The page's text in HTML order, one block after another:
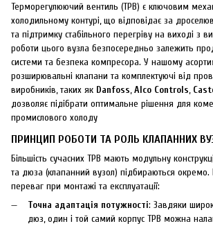
Терморегулюючий вентиль (ТРВ) є ключовим
холодильному контурі, що відповідає за
та підтримку стабільного перегріву на виході з
роботи цього вузла безпосередньо залежить
системи та безпека компресора. У нашому
розширювальні клапани та комплектуючі від
виробників, таких як Danfoss,Alco Controls,
дозволяє підібрати оптимальне рішення для
промислового холоду
ПРИНЦИП РОБОТИ ТА РОЛЬ КЛАПАННИХ
Більшість сучасних ТРВ мають модульну
та дюза (клапанний вузол) підбираються окремо.
переваг при монтажі та експлуатації:
Точна адаптація потужності: Завдяки
дюз, один і той самий корпус ТРВ можна